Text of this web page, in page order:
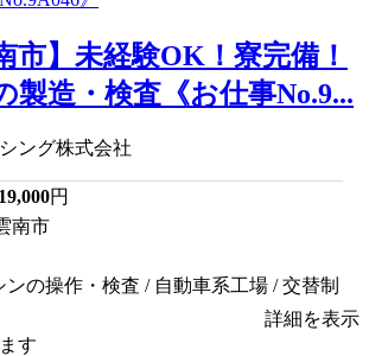
市】未経験OK！寮完備！
製造・検査《お仕事No.9...
ング株式会社
円
南市
ンの操作・検査 / 自動車系工場 / 交替制
詳細を表示
す